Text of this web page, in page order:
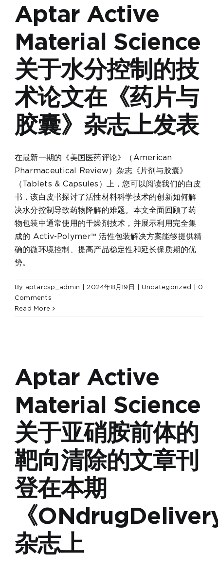
Aptar Active
Material Science
关于水分控制的技
术论文在《药片与
胶囊》杂志上发表
在最新一期的《美国医药评论》（American
Pharmaceutical Review）杂志《片剂与胶囊》
（Tablets & Capsules）上，您可以阅读我们的白皮
书，该白皮书探讨了活性材料科学技术的创新如何解
决水分控制导致药物降解的难题。本文全面回顾了药
物包装中通常使用的干燥剂技术，并展示利用完全集
成的 Activ-Polymer™ 活性包装解决方案能够提供精
确的微环境控制、提高产品稳定性和延长保质期的优
势。
By aptarcsp_admin 2024年8月19日 Uncategorized
0
Comments
Read More
Aptar Active
Material Science
关于亚硝胺前体的
靶向清除的文章刊
登在本期
《
杂志上